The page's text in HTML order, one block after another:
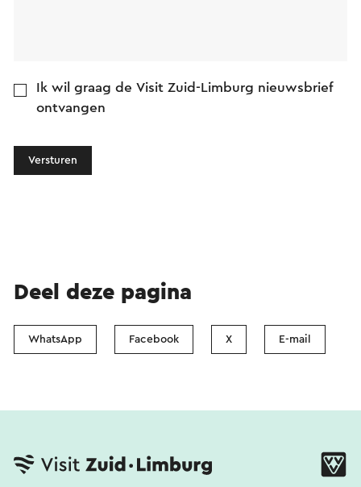
Ik wil graag de Visit Zuid-Limburg nieuwsbrief
ontvangen
Versturen
Deel deze pagina
WhatsApp Facebook X E-mail